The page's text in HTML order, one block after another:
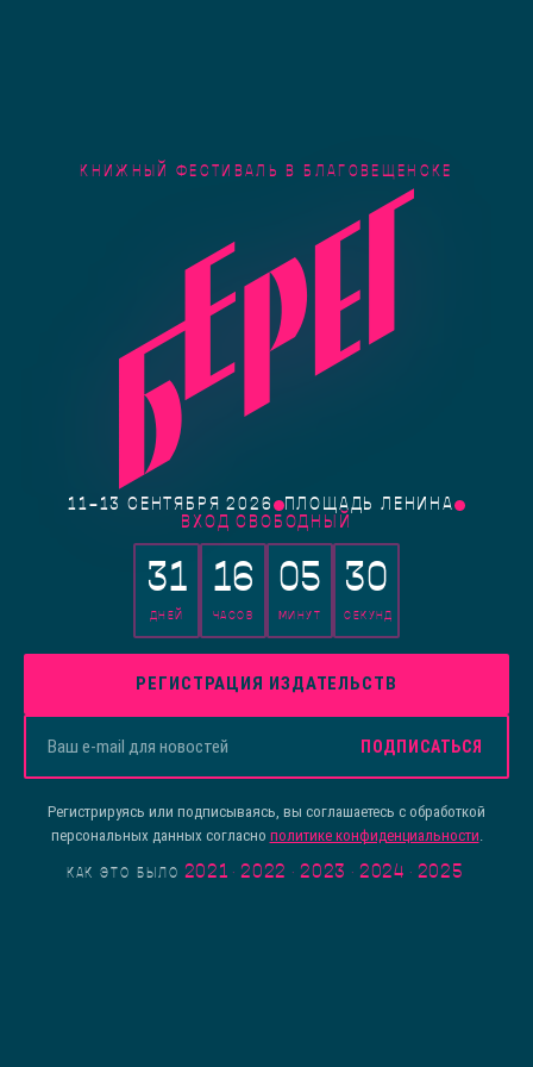
КНИЖНЫЙ ФЕСТИВАЛЬ В БЛАГОВЕЩЕНСКЕ
11–13 СЕНТЯБРЯ 2026
ПЛОЩАДЬ ЛЕНИНА
ВХОД СВОБОДНЫЙ
31
ДНЕЙ
16
ЧАСОВ
05
МИНУТ
30
СЕКУНД
РЕГИСТРАЦИЯ ИЗДАТЕЛЬСТВ
ПОДПИСАТЬСЯ
Регистрируясь или подписываясь, вы соглашаетесь с обработкой
персональных данных согласно политике конфиденциальности
КАК ЭТО БЫЛО 2021 · 2022 · 2023 · 2024 · 2025